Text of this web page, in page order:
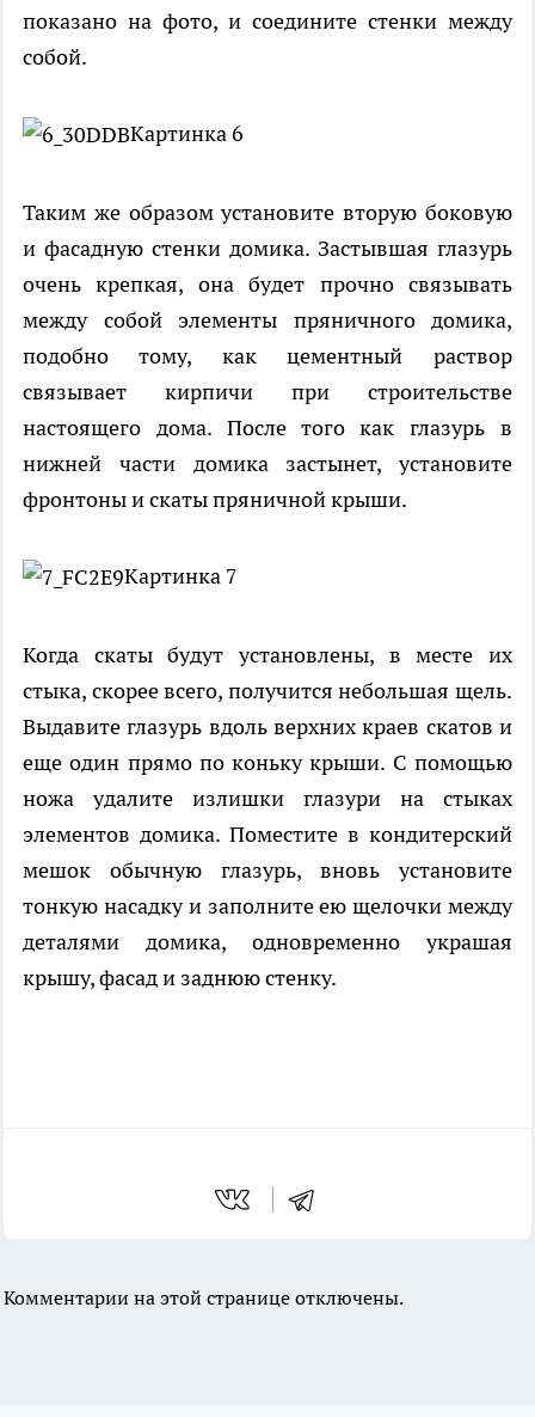
показано на фото, и соедините стенки между
собой.
Картинка 6
Таким же образом установите вторую боковую
и фасадную стенки домика. Застывшая глазурь
очень крепкая, она будет прочно связывать
между собой элементы пряничного домика,
подобно тому, как цементный раствор
связывает кирпичи при строительстве
настоящего дома. После того как глазурь в
нижней части домика застынет, установите
фронтоны и скаты пряничной крыши.
Картинка 7
Когда скаты будут установлены, в месте их
стыка, скорее всего, получится небольшая щель.
Выдавите глазурь вдоль верхних краев скатов и
еще один прямо по коньку крыши. С помощью
ножа удалите излишки глазури на стыках
элементов домика. Поместите в кондитерский
мешок обычную глазурь, вновь установите
тонкую насадку и заполните ею щелочки между
деталями домика, одновременно украшая
крышу, фасад и заднюю стенку.
Комментарии на этой странице отключены.